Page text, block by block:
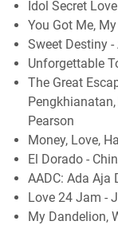
Idol Secret
You Got Me,
Sweet Destiny
Unforgettable
The Great
Pearson
Money, Love,
El Dorado -
AADC: Ada Aja
Love 24 Jam -
My Dandelion,